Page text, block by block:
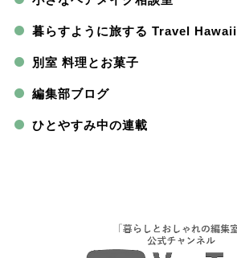
暮らすように旅する Travel Hawaii
別室 料理とお菓子
編集部ブログ
ひとやすみ中の連載